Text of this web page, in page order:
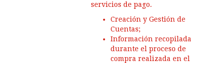
servicios de pago.
Creación y Gestión de
Cuentas;
Información recopilada
durante el proceso de
compra realizada en el